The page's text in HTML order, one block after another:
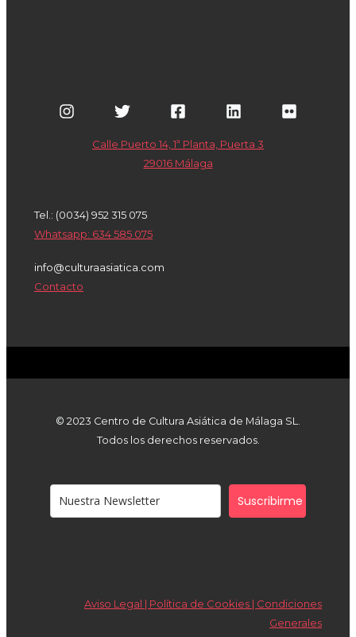
Calle Puerto 14, 1ª Planta, Puerta 3
29016 Málaga
Tel.: (0034) 952 315 075
Whatsapp: 634 585 075
info@culturaasiatica.com
Contacto
© 2023 Centro de Cultura Asiática de Málaga SL.
Todos los derechos reservados.
Suscribirme
Aviso Legal | Política de Cookies | Condiciones
Generales